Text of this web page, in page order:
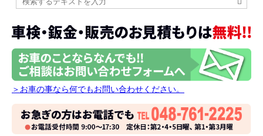
＞お車の事なら何でもお問い合わせください。